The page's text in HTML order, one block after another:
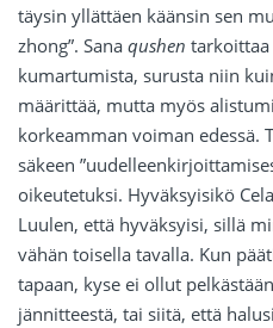
täysin yllättäen käänsin sen
zhong”. Sana qushen
kumartumista, surusta niin
määrittää, mutta myös
korkeamman voiman edessä.
säkeen
oikeutetuksi. Hyväksyisikö
Luulen, että hyväksyisi, sillä
vähän toisella tavalla. Kun
tapaan, kyse ei ollut
jännitteestä, tai siitä, että